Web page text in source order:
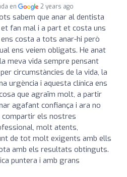
en 2 years ago
sabem que anar al dentista
fan mal i a part et costa uns
costa a tots anar-hi però
ens veiem obligats. He anat
meva vida sempre pensant
circumstàncies de la vida, la
urgència i aquesta clínica ens
que agraïm molt, a partir
agafant confiança i ara no
compartir els nostres
molt atents,
de tot molt exigents amb ells
amb els resultats obtinguts.
puntera i amb grans